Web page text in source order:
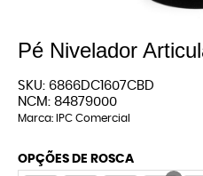
Pé Nivelador
SKU: 6866DC1607CBD
NCM: 84879000
Marca: IPC Comercial
OPÇÕES DE ROSCA